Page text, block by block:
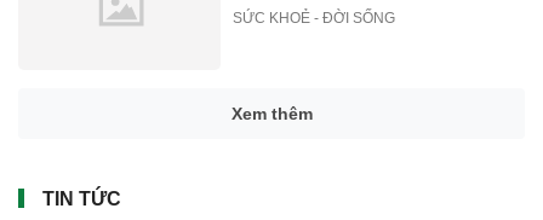
SỨC KHOẺ - ĐỜI SỐNG
Xem thêm
TIN TỨC